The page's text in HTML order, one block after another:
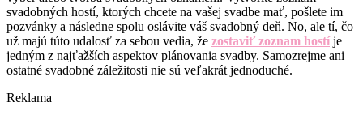
svadobných hostí, ktorých chcete na vašej svadbe mať, pošlete im
pozvánky a následne spolu oslávite váš svadobný deň. No, ale tí, čo
už majú túto udalosť za sebou vedia, že zostaviť zoznam hostíje
jedným z najťažších aspektov plánovania svadby. Samozrejme ani
ostatné svadobné záležitosti nie sú veľakrát jednoduché.
Reklama